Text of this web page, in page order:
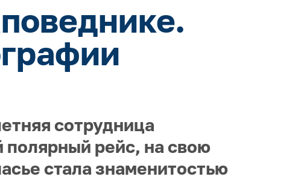
сотрудница
полярный рейс, на свою
стала знаменитостью